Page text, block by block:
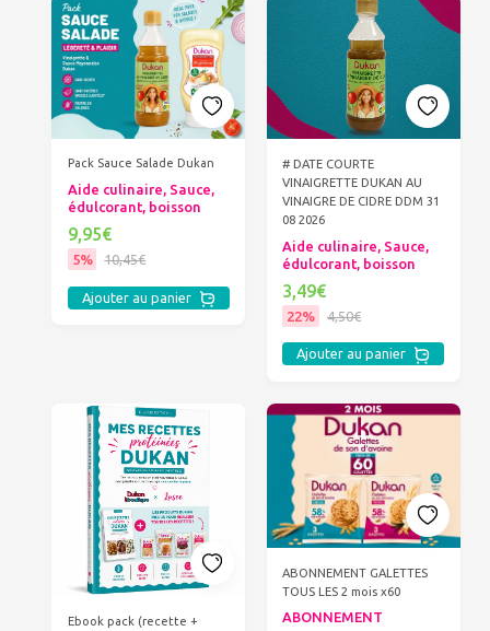
Pack Sauce Salade Dukan
Aide culinaire, Sauce,
édulcorant, boisson
9,95€
5% 10,45€
Ajouter au panier
# DATE COURTE
VINAIGRETTE DUKAN AU
VINAIGRE DE CIDRE DDM 31
08 2026
Aide culinaire, Sauce,
édulcorant, boisson
3,49€
22% 4,50€
Ajouter au panier
Ebook pack (recette +
ABONNEMENT GALETTES
TOUS LES 2 mois x60
ABONNEMENT